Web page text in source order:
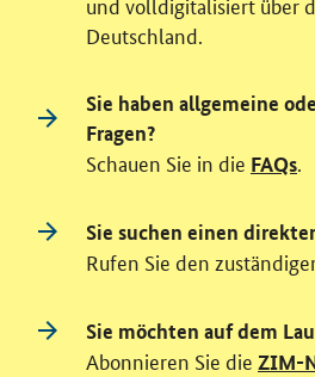
Deutschland.
Sie haben allgemeine
Fragen?
Schauen Sie in die FAQs
Sie suchen einen
Rufen Sie den
Sie möchten auf dem
Abonnieren Sie die ZIM-